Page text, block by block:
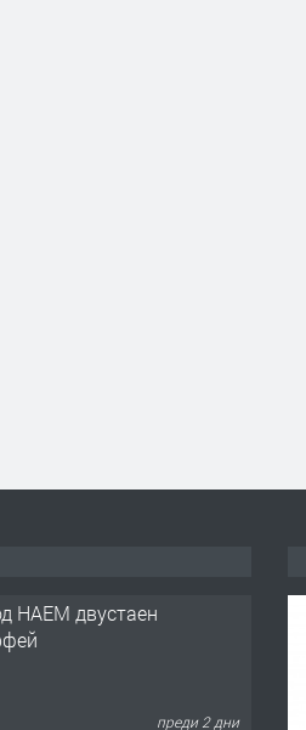
НАЕМ двустаен
преди 2 дни